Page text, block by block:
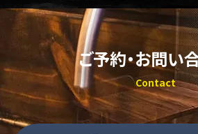
ご予約・お問い
Contact